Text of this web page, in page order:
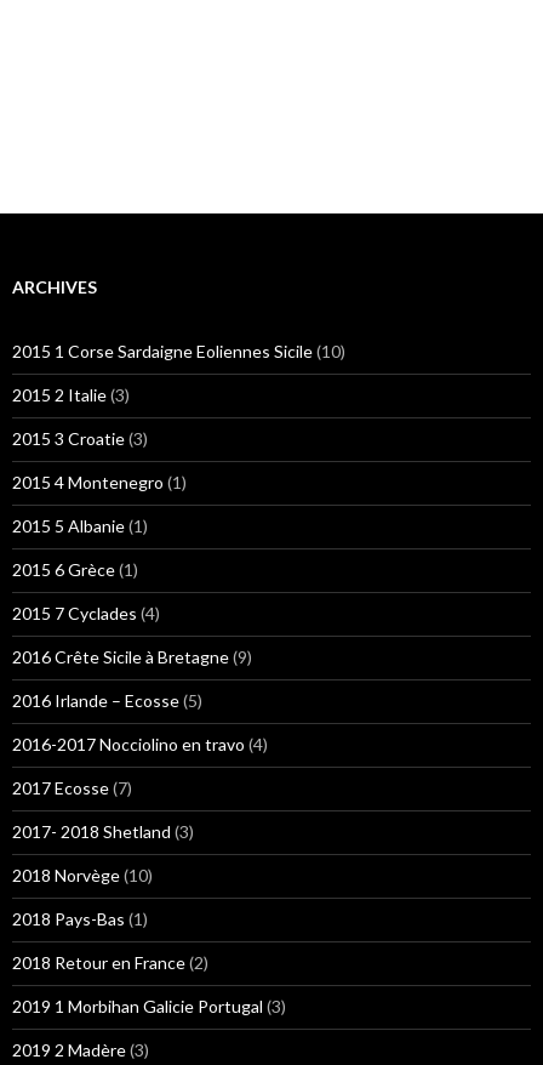
ARCHIVES
2015 1 Corse Sardaigne Eoliennes Sicile(10)
2015 2 Italie(3)
2015 3 Croatie(3)
2015 4 Montenegro (1)
2015 5 Albanie(1)
2015 6 Grèce(1)
2015 7 Cyclades (4)
2016 Crête Sicile à Bretagne(9)
2016 Irlande – Ecosse(5)
2016-2017 Nocciolino en travo (4)
2017 Ecosse(7)
2017- 2018 Shetland (3)
2018 Norvège(10)
2018 Pays-Bas (1)
2018 Retour en France(2)
2019 1 Morbihan Galicie Portugal (3)
2019 2 Madère(3)